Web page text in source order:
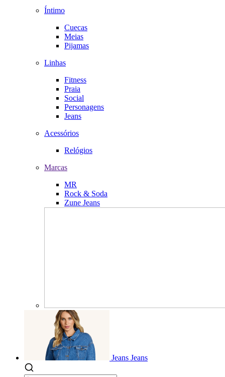
Íntimo
Cuecas
Meias
Pijamas
Linhas
Fitness
Praia
Social
Personagens
Jeans
Acessórios
Relógios
Marcas
MR
Rock & Soda
Zune Jeans
Jeans Jeans